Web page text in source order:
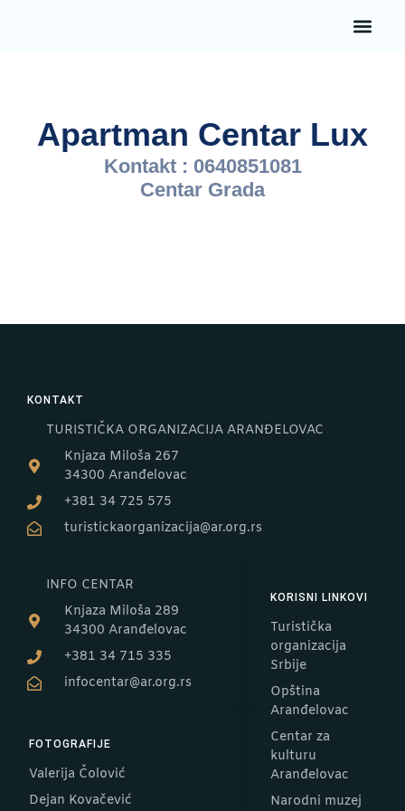
Apartman Centar Lux
Kontakt : 0640851081
Centar Grada
KONTAKT
TURISTIČKA ORGANIZACIJA ARANĐELOVAC
Knjaza Miloša 267
34300 Aranđelovac
+381 34 725 575
turistickaorganizacija@ar.org.rs
INFO CENTAR
Knjaza Miloša 289
34300 Aranđelovac
+381 34 715 335
infocentar@ar.org.rs
KORISNI LINKOVI
Turistička
organizacija
Srbije
Opština
Aranđelovac
Centar za
kulturu
Aranđelovac
Narodni muzej
FOTOGRAFIJE
Valerija Čolović
Dejan Kovačević